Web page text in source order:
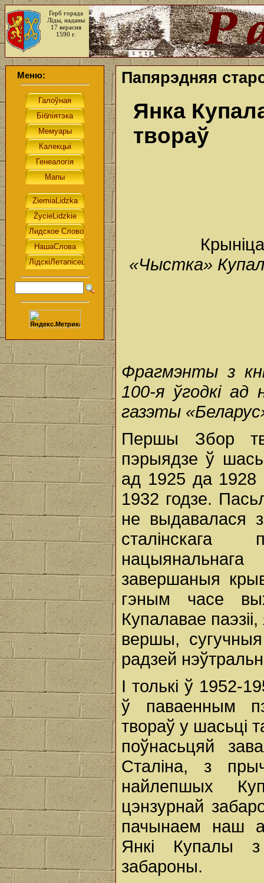
Герб горада
Ліды, наданы
17 верасня
1590 г.
Меню: Папярэдняя
Янка
твораў
«Чыстка»
Фрагмэнты з
100-я ўгодкі
газэты
Першы Збор
пэрыядзе ў
ад 1925 да
1932 годзе.
не выдавалася
сталінскага
завершаныя
гэным часе
Купалавае
вершы, сугучныя
радзей
I толькі ў 1952-
ў паваенным
твораў у шасьці
поўнасьцяй
Сталіна, з
найлепшых
цэнзурнай
пачынаем наш
Янкі Купалы
забароны.